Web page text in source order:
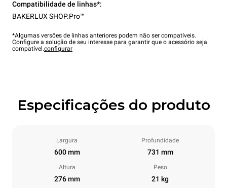
Compatibilidade de linhas*:
BAKERLUX SHOP.Pro™
*Algumas versões de linhas anteriores podem não ser compatíveis.
Configure a solução de seu interesse para garantir que o acessório seja
compatível.configurar
Especificações do produto
Largura
600 mm
Profundidade
731 mm
Altura
276 mm
Peso
21 kg